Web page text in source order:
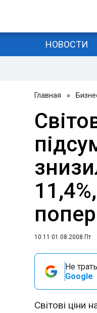
НОВОСТИ
Главная »
10:11 01.08.2008 Пт
Не
Google
Світові ціни